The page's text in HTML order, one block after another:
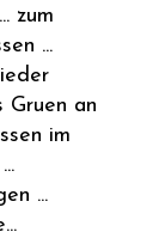
zum
...
Gruen an
im
...